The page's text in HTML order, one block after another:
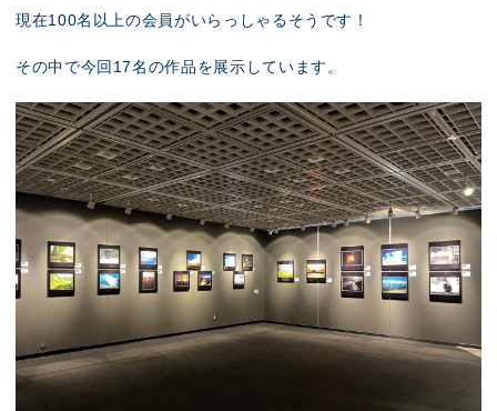
現在100名以上の会員がいらっしゃるそうです！
その中で今回17名の作品を展示しています。